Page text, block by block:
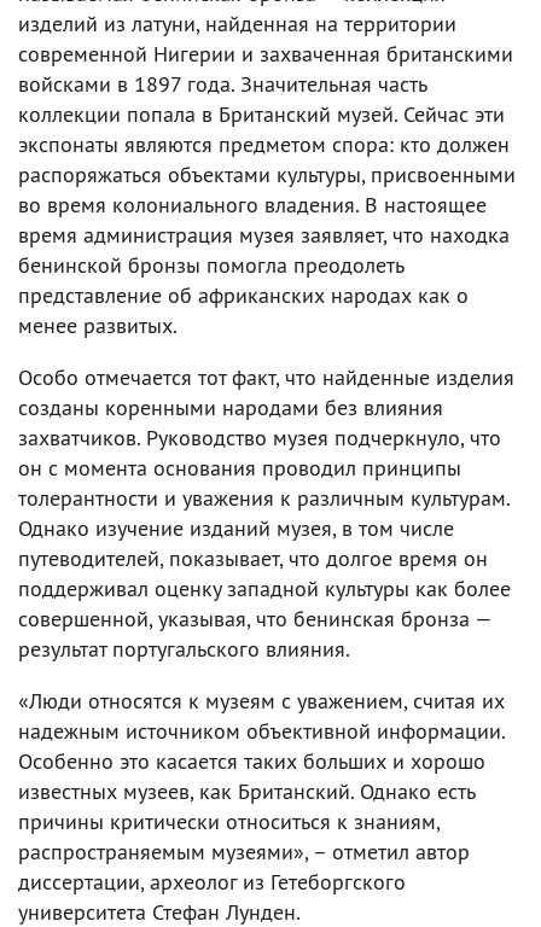
изделий из латуни, найденная на территории
современной Нигерии и захваченная британскими
войсками в 1897 года. Значительная часть
коллекции попала в Британский музей. Сейчас эти
экспонаты являются предметом спора: кто должен
распоряжаться объектами культуры, присвоенными
во время колониального владения. В настоящее
время администрация музея заявляет, что находка
бенинской бронзы помогла преодолеть
представление об африканских народах как о
менее развитых.
Особо отмечается тот факт, что найденные изделия
созданы коренными народами без влияния
захватчиков. Руководство музея подчеркнуло, что
он с момента основания проводил принципы
толерантности и уважения к различным культурам.
Однако изучение изданий музея, в том числе
путеводителей, показывает, что долгое время он
поддерживал оценку западной культуры как более
совершенной, указывая, что бенинская бронза —
результат португальского влияния.
«Люди относятся к музеям с уважением, считая их
надежным источником объективной информации.
Особенно это касается таких больших и хорошо
известных музеев, как Британский. Однако есть
причины критически относиться к знаниям,
распространяемым музеями», – отметил автор
диссертации, археолог из Гетеборгского
университета Стефан Лунден.